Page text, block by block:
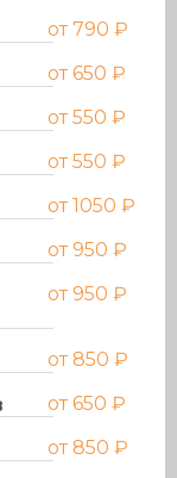
от 790 ₽
от 650 ₽
от 550 ₽
от 550 ₽
от 1050 ₽
от 950 ₽
от 950 ₽
от 850 ₽
от 650 ₽
от 850 ₽